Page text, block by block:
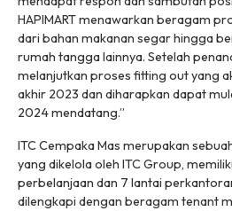
HAPIMART menawarkan beragam
dari bahan makanan segar hingga
rumah tangga lainnya. Setelah
melanjutkan proses fitting out yang
akhir 2023 dan diharapkan dapat
2024 mendatang.”
ITC Cempaka Mas merupakan
yang dikelola oleh ITC Group,
perbelanjaan dan 7 lantai
dilengkapi dengan beragam tenant